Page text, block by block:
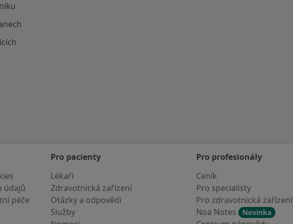
údajů
péče
Pro pacienty
Lékaři
Zdravotnická zařízení
Otázky a odpovědi
Služby
Pro profesionály
Ceník
Pro specialisty
Pro zdravotnická zařízení
Noa Notes
Novinka